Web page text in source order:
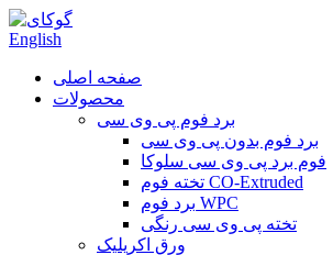
English
صفحه اصلی
محصولات
برد فوم پی وی سی
برد فوم بدون پی وی سی
فوم برد پی وی سی سلوکا
تخته فوم CO-Extruded
برد فوم WPC
تخته پی وی سی رنگی
ورق اکریلیک